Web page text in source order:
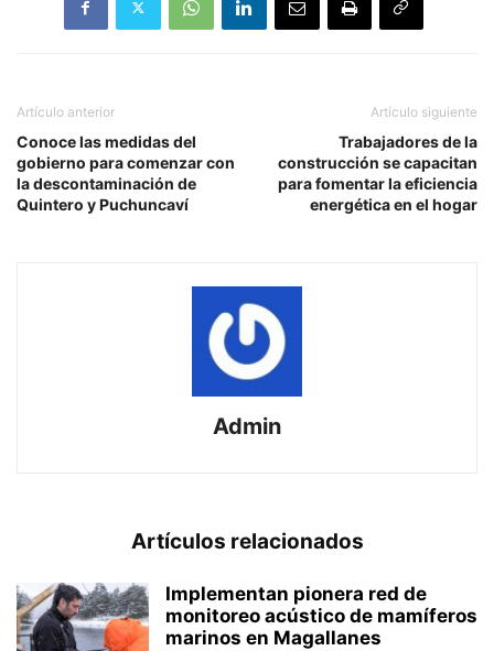
Artículo anterior
Conoce las medidas del
gobierno para comenzar con
la descontaminación de
Quintero y Puchuncaví
Artículo siguiente
Trabajadores de la
construcción se capacitan
para fomentar la eficiencia
energética en el hogar
Admin
Artículos relacionados
Implementan pionera red de
monitoreo acústico de mamíferos
marinos en Magallanes